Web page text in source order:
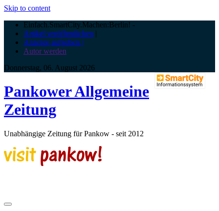
Skip to content
Einfach.SmartCity.Machen:Berlin! -
Artikel veröffentlichen |
Anzeige aufgeben |
Autor werden
Donnerstag, 06. August 2026
Pankower Allgemeine
Zeitung
Unabhängige Zeitung für Pankow - seit 2012